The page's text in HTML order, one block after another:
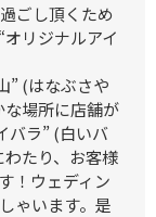
ごし頂くため
オリジナルアイ
” (はなぶさや
な場所に店舗が
バラ” (白いバ
たり、お客様
！ウェディン
ゃいます。是